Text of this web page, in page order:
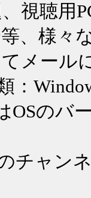
視聴用
、様々
メール
：
OSのバ
チャン